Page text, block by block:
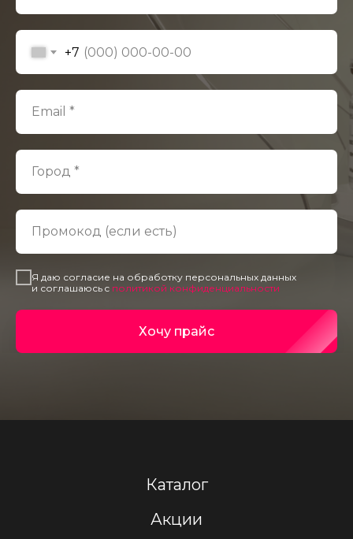
+7
Email *
Город *
Промокод (если есть)
Я даю согласие на обработку персональных данных
и соглашаюсь c политикой конфиденциальности
Хочу прайс
Каталог
Акции